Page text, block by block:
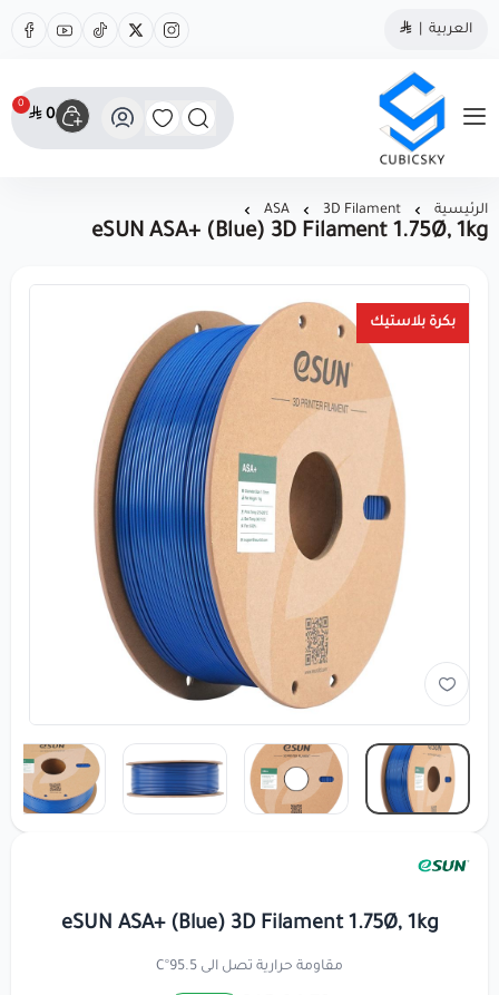
العربية
مؤسسة كيوبك سكاي
0
0
الرئيسية 3D Filament
ASA
eSUN ASA+ (Blue) 3D Filament 1.75Ø, 1kg
بكرة بلاستيك
eSUN ASA+ (Blue) 3D Filament 1.75Ø, 1kg
مقاومة حرارية تصل الى 95.5°C